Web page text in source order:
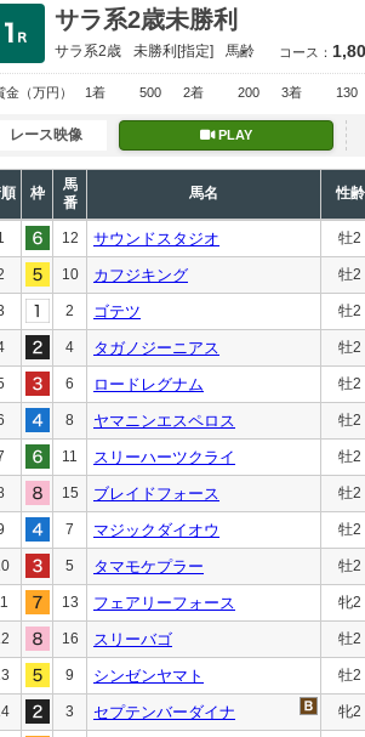
サラ系2歳未勝利
サラ系2歳 未勝利[指定] 馬齢 コース：
金 （万円） 1着 500 2着 200 3着 130
レース映像 PLAY
枠
馬
番
馬名 性齢
12 サウンドスタジオ 牡2
10 カフジキング 牡2
2 ゴテツ 牡2
4 タガノジーニアス 牡2
6 ロードレグナム 牡2
8 ヤマニンエスペロス 牡2
11 スリーハーツクライ 牡2
15 ブレイドフォース 牡2
7 マジックダイオウ 牡2
5 タマモケプラー 牡2
13 フェアリーフォース 牝2
16 スリーバゴ 牡2
9 シンゼンヤマト 牡2
3 セプテンバーダイナ 牝2